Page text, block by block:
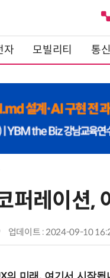
자 모빌리티 통신
퍼레이션,
업데이트 : 2024-09-10